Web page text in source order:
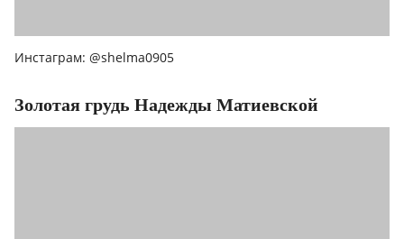
Инстаграм: @shelma0905
Золотая грудь Надежды Матиевской